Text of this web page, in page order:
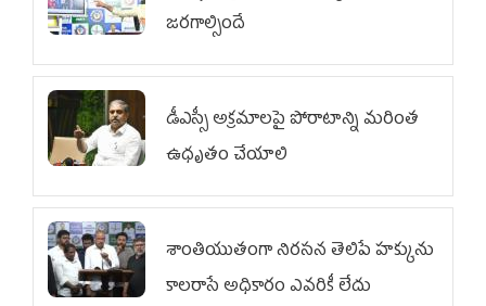
జరగాల్సిందే
డీఎస్సీ అక్రమాలపై పోరాటాన్ని మరింత
ఉధృతం చేయాలి
శాంతియుతంగా నిరసన తెలిపే హక్కును
కాలరాసే అధికారం ఎవరికీ లేదు